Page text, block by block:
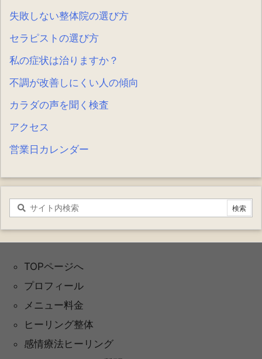
失敗しない整体院の選び方
セラピストの選び方
私の症状は治りますか？
不調が改善しにくい人の傾向
カラダの声を聞く検査
アクセス
営業日カレンダー
TOPページへ
プロフィール
メニュー料金
ヒーリング整体
感情療法ヒーリング